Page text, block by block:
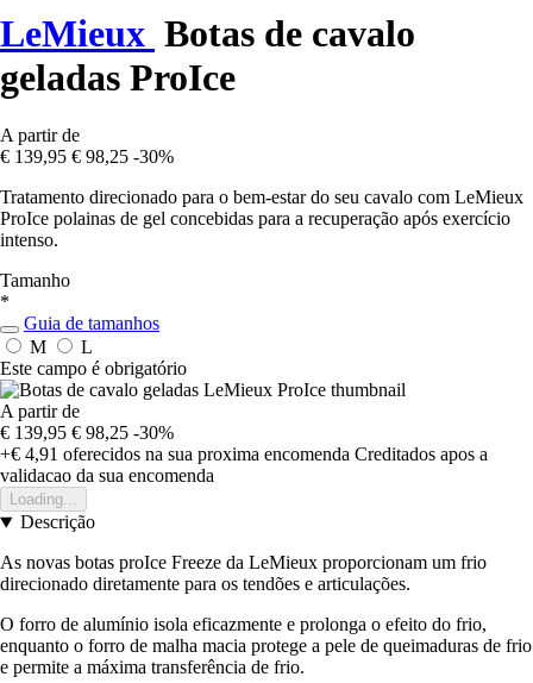
LeMieux Botas de cavalo
geladas ProIce
A partir de
€ 139,95 € 98,25 -30%
Tratamento direcionado para o bem-estar do seu cavalo com LeMieux
ProIce polainas de gel concebidas para a recuperação após exercício
intenso.
Tamanho
*
Guia de tamanhos
M
L
Este campo é obrigatório
A partir de
€ 139,95 € 98,25 -30%
+€ 4,91 oferecidos na sua proxima encomenda Creditados apos a
validacao da sua encomenda
Loading...
Descrição
As novas botas proIce Freeze da LeMieux proporcionam um frio
direcionado diretamente para os tendões e articulações.
O forro de alumínio isola eficazmente e prolonga o efeito do frio,
enquanto o forro de malha macia protege a pele de queimaduras de frio
e permite a máxima transferência de frio.